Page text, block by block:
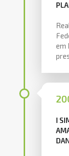
em
I